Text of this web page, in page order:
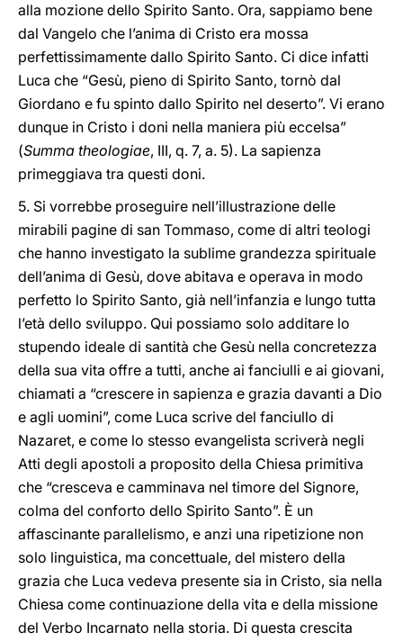
alla mozione dello Spirito Santo. Ora, sappiamo bene
dal Vangelo che l’anima di Cristo era mossa
perfettissimamente dallo Spirito Santo. Ci dice infatti
Luca che “Gesù, pieno di Spirito Santo, tornò dal
Giordano e fu spinto dallo Spirito nel deserto”. Vi erano
dunque in Cristo i doni nella maniera più eccelsa”
(Summa theologiae, III, q. 7, a. 5). La sapienza
primeggiava tra questi doni.
5. Si vorrebbe proseguire nell’illustrazione delle
mirabili pagine di san Tommaso, come di altri teologi
che hanno investigato la sublime grandezza spirituale
dell’anima di Gesù, dove abitava e operava in modo
perfetto lo Spirito Santo, già nell’infanzia e lungo tutta
l’età dello sviluppo. Qui possiamo solo additare lo
stupendo ideale di santità che Gesù nella concretezza
della sua vita offre a tutti, anche ai fanciulli e ai giovani,
chiamati a “crescere in sapienza e grazia davanti a Dio
e agli uomini”, come Luca scrive del fanciullo di
Nazaret, e come lo stesso evangelista scriverà negli
Atti degli apostoli a proposito della Chiesa primitiva
che “cresceva e camminava nel timore del Signore,
colma del conforto dello Spirito Santo”. È un
affascinante parallelismo, e anzi una ripetizione non
solo linguistica, ma concettuale, del mistero della
grazia che Luca vedeva presente sia in Cristo, sia nella
Chiesa come continuazione della vita e della missione
del Verbo Incarnato nella storia. Di questa crescita